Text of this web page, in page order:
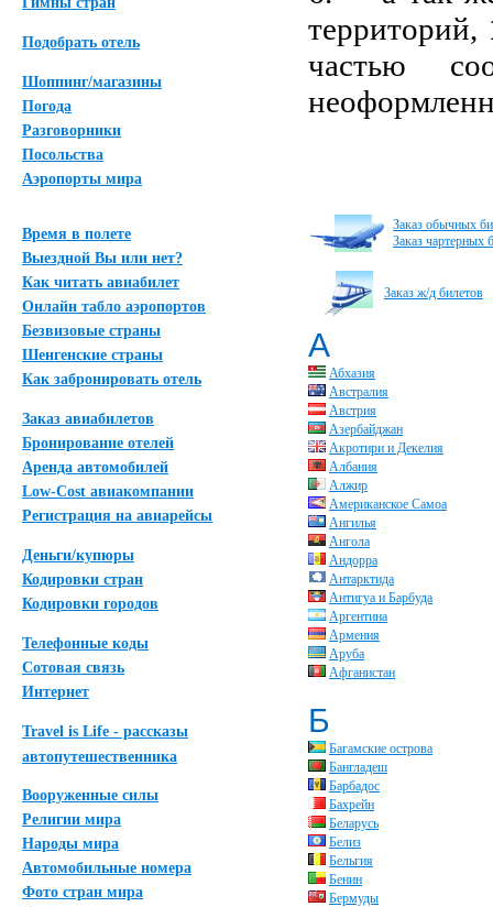
Подобрать отель
Шоппинг/магазины
Погода
Разговорники
Посольства
Аэропорты мира
Время в полете
Выездной Вы или нет?
Как читать авиабилет
Онлайн табло аэропортов
Безвизовые страны
Шенгенские страны
Как забронировать отель
Заказ авиабилетов
Бронирование отелей
Аренда автомобилей
Low-Cost авиакомпании
Регистрация на авиарейсы
Деньги/купюры
Кодировки стран
Кодировки городов
Телефонные коды
Сотовая связь
Интернет
Travel is Life - рассказы
автопутешественника
Вооруженные силы
Религии мира
Народы мира
Автомобильные номера
Фото стран мира
территорий,
частью
Заказ обычных
Заказ чартерных
Заказ ж/д билетов
А
Абхазия
Австралия
Австрия
Азербайджан
Акротири и Декелия
Албания
Алжир
Американское Самоа
Ангилья
Ангола
Андорра
Антарктида
Антигуа и Барбуда
Аргентина
Армения
Аруба
Афганистан
Б
Багамские острова
Бангладеш
Барбадос
Бахрейн
Беларусь
Белиз
Бельгия
Бенин
Бермуды